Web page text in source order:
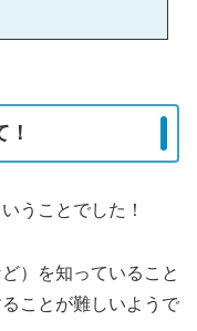
うことでした！
）を知っていること
ことが難しいようで